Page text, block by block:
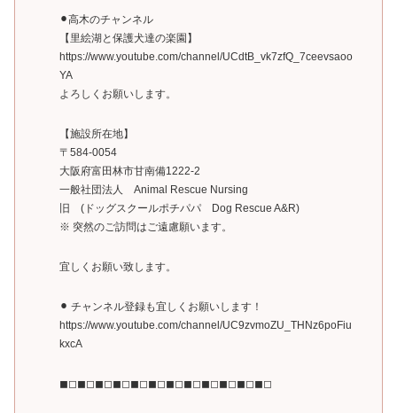
⚫︎高木のチャンネル
【里絵湖と保護犬達の楽園】
https://www.youtube.com/channel/UCdtB_vk7zfQ_7ceevsaoo
YA
よろしくお願いします。
【施設所在地】
〒584-0054
大阪府富田林市甘南備1222-2
一般社団法人 Animal Rescue Nursing
旧 (ドッグスクールポチパパ Dog Rescue A&R)
※ 突然のご訪問はご遠慮願います。
宜しくお願い致します。
⚫︎ チャンネル登録も宜しくお願いします！
https://www.youtube.com/channel/UC9zvmoZU_THNz6poFiu
kxcA
◼◻◼◻◼◻◼◻◼◻◼◻◼◻◼◻◼◻◼◻◼◻◼◻